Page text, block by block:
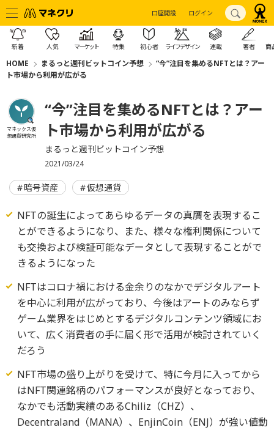
口座開設 ログイン
新着 人気 マーケット 特集 初心者 ライフデザイン 連載 著者 商
HOME まるっと週刊ビットコイン予想
“今”注目を集めるNFTとは？アー
ト市場から利用が広がる
マネックス仮
想通貨研究所
“今”注目を集めるNFTとは？アー
ト市場から利用が広がる
まるっと週刊ビットコイン予想
2021/03/24
暗号資産 仮想通貨
NFTの誕生によってあらゆるデータの真贋を表現するこ
とができるようになり、また、様々な権利関係について
も交換および検証可能なデータとして表現することがで
きるようになった
NFTはコロナ禍における金余りのなかでデジタルアート
を中心に利用が広がっており、今後はアートのみならず
ゲーム業界をはじめとするデジタルコンテンツ領域にお
いて、広く消費者の手に届く形で活用が検討されていく
だろう
NFT市場の盛り上がりを受けて、特に今月に入ってから
はNFT関連銘柄のパフォーマンスが良好となっており、
なかでも活動実績のあるChiliz（CHZ）、
Decentraland（MANA）、EnjinCoin（ENJ）が強い値動